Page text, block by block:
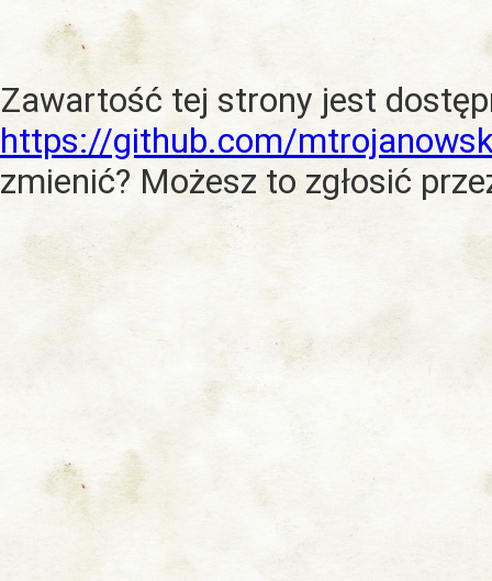
Zawartość tej strony jest
https://github.com/
zmienić? Możesz to zgłosić